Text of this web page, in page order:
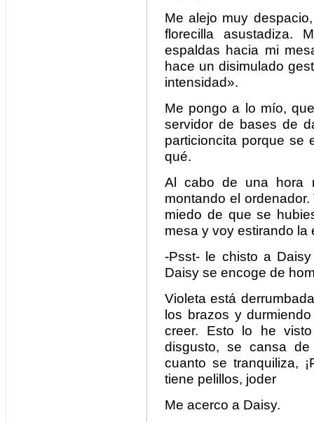
Me alejo muy
florecilla asustadiza.
espaldas hacia mi
hace un disimulado
intensidad».
Me pongo a lo mío,
servidor de bases de
particioncita porque se
qué.
Al cabo de una hora
montando el
miedo de que se
mesa y voy estirando
-Psst- le chisto a
Daisy se encoge de
Violeta está
los brazos y
creer. Esto lo he
disgusto, se cansa
cuanto se tranquiliza,
tiene pelillos, joder
Me acerco a Daisy.